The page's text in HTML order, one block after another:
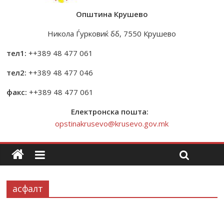
Општина Крушево
Никола Ѓурковиќ бб, 7550 Крушево
тел1: ++389 48 477 061
тел2: ++389 48 477 046
факс: ++389 48 477 061
Електронска пошта:
opstinakrusevo@krusevo.gov.mk
асфалт